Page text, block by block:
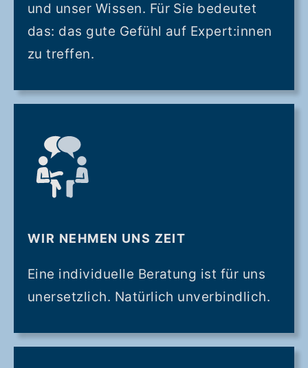
und unser Wissen. Für Sie bedeutet
das: das gute Gefühl auf Expert:innen
zu treffen.
WIR NEHMEN UNS ZEIT
Eine individuelle Beratung ist für uns
unersetzlich. Natürlich unverbindlich.